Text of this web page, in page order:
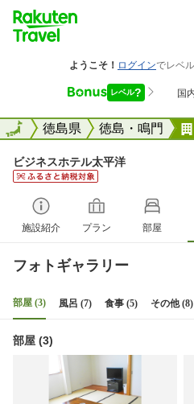
全国徳島県 徳島・鳴門
全国
ビジネスホテル太平洋
施設紹介 プラン 部屋
フォトギャラリー
部屋 (3) 風呂 (7) 食事 (5) その他 (8)
部屋 (3)